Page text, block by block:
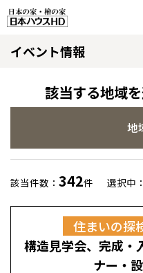
脱炭素・檜の家
環境にやさしい、脱炭素社
耐震構造
高耐久住宅
高断熱・高気密の家
エネルギー自給自足
選ばれる理由
檜の魅力 トップ
檜と日本人
1000年を超えて生きる檜
知られざる檜の効果・作用
注文住宅
グレートステージ
リフォーム トップ
イベント情報
該当する地域
地
該当件数： 342件 選択中：
住まいの探
構造見学会、完成・
ナー・